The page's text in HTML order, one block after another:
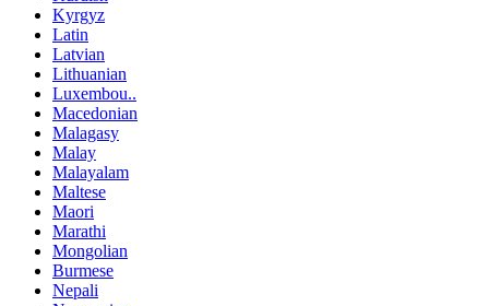
Kyrgyz
Latin
Latvian
Lithuanian
Luxembou..
Macedonian
Malagasy
Malay
Malayalam
Maltese
Maori
Marathi
Mongolian
Burmese
Nepali